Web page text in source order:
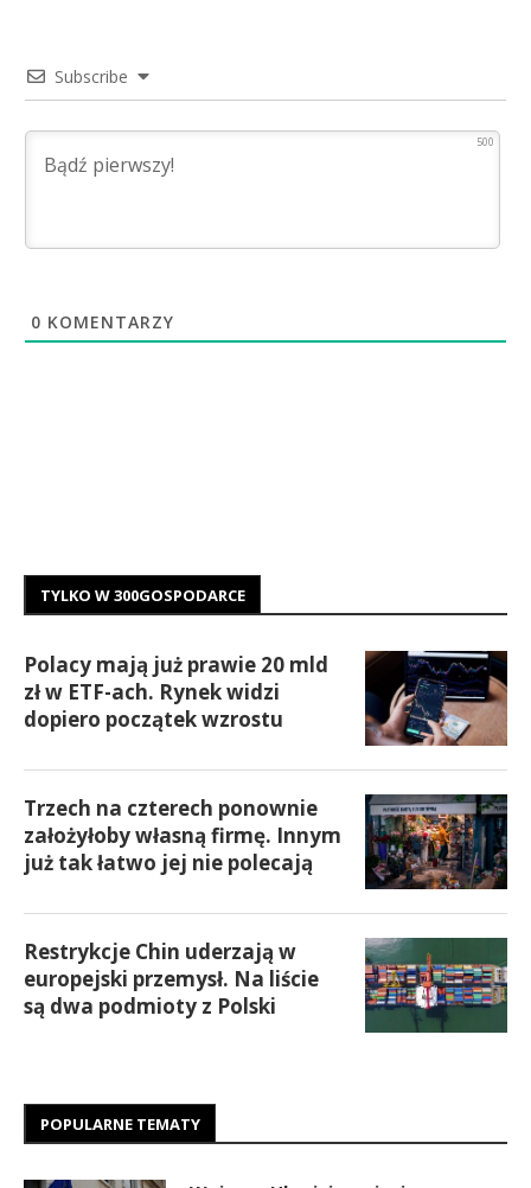
Subscribe
500
0 KOMENTARZY
TYLKO W 300GOSPODARCE
Polacy mają już prawie 20 mld
zł w ETF-ach. Rynek widzi
dopiero początek wzrostu
Trzech na czterech ponownie
założyłoby własną firmę. Innym
już tak łatwo jej nie polecają
Restrykcje Chin uderzają w
europejski przemysł. Na liście
są dwa podmioty z Polski
POPULARNE TEMATY